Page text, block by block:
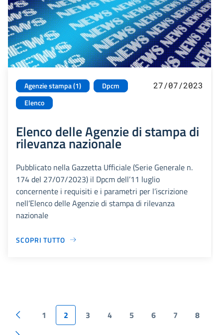
Agenzie stampa (1)
Dpcm
Elenco
27/07/2023
Elenco delle Agenzie di stampa di
rilevanza nazionale
Pubblicato nella Gazzetta Ufficiale (Serie Generale n.
174 del 27/07/2023) il Dpcm dell’11 luglio
concernente i requisiti e i parametri per l’iscrizione
nell’Elenco delle Agenzie di stampa di rilevanza
nazionale
SCOPRI TUTTO
1 2 3 4 5 6 7 8